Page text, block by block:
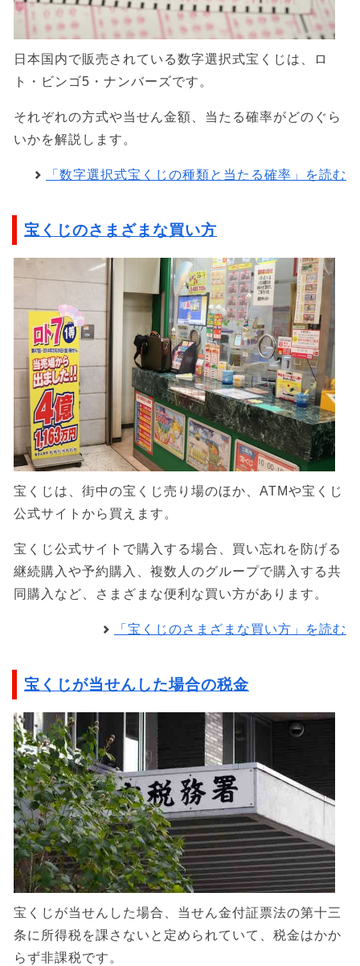
日本国内で販売されている数字選択式宝くじは、ロ
ト・ビンゴ5・ナンバーズです。
それぞれの方式や当せん金額、当たる確率がどのぐら
いかを解説します。
「数字選択式宝くじの種類と当たる確率」を読む
宝くじのさまざまな買い方
宝くじは、街中の宝くじ売り場のほか、ATMや宝くじ
公式サイトから買えます。
宝くじ公式サイトで購入する場合、買い忘れを防げる
継続購入や予約購入、複数人のグループで購入する共
同購入など、さまざまな便利な買い方があります。
「宝くじのさまざまな買い方」を読む
宝くじが当せんした場合の税金
宝くじが当せんした場合、当せん金付証票法の第十三
条に所得税を課さないと定められていて、税金はかか
らず非課税です。